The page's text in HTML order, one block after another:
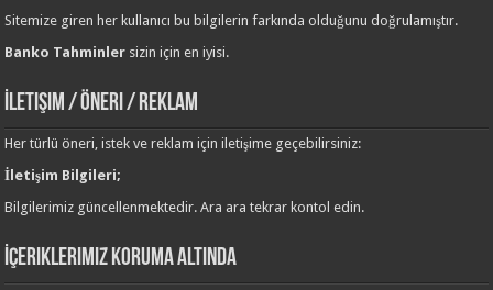
Sitemize giren her kullanıcı bu bilgilerin farkında olduğunu doğrulamıştır.
Banko Tahminler sizin için en iyisi.
İletişim / Öneri / Reklam
Her türlü öneri, istek ve reklam için iletişime geçebilirsiniz:
İletişim Bilgileri;
Bilgilerimiz güncellenmektedir. Ara ara tekrar kontol edin.
İçeriklerimiz Koruma Altında